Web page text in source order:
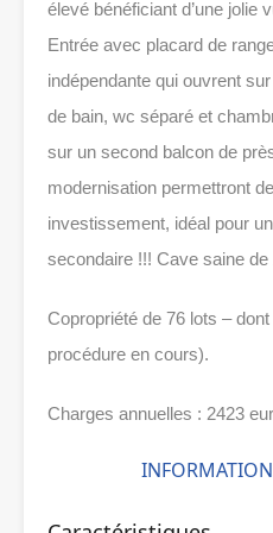
élevé bénéficiant d’une jolie
Entrée avec placard de
indépendante qui ouvrent
de bain, wc séparé et
sur un second balcon de
modernisation permettront
investissement, idéal pour
secondaire !!! Cave saine de
Copropriété de 76 lots –
procédure en cours).
Charges annuelles : 2423